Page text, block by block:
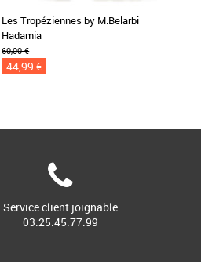
Les Tropéziennes by M.Belarbi
Hadamia
60,00 €
44,99 €
Service client joignable
03.25.45.77.99